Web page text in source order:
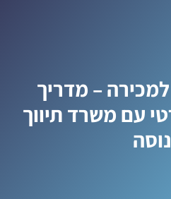
– מדריך
עם משרד תיווך